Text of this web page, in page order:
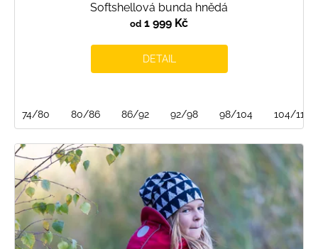
Softshellová bunda hnědá
od 1 999 Kč
DETAIL
74/80 80/86 86/92 92/98 98/104 104/110